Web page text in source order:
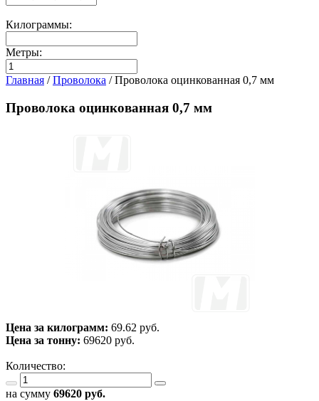
Килограммы:
Метры:
Главная /Проволока /Проволока оцинкованная 0,7 мм
Проволока оцинкованная 0,7 мм
Цена за килограмм: 69.62 руб.
Цена за тонну: 69620 руб.
Количество:
на сумму 69620 руб.